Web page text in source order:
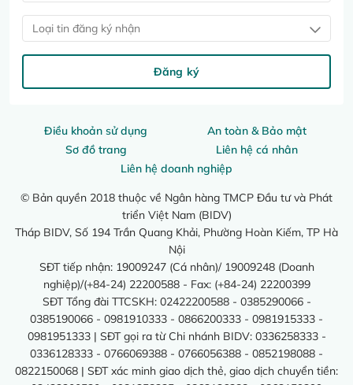
Điều khoản sử dụng
An toàn & Bảo mật
Sơ đồ trang
Liên hệ cá nhân
Liên hệ doanh nghiệp
© Bản quyền 2018 thuộc về Ngân hàng TMCP Đầu tư và Phát
triển Việt Nam (BIDV)
Tháp BIDV, Số 194 Trần Quang Khải, Phường Hoàn Kiếm, TP Hà
Nội
SĐT tiếp nhận: 19009247 (Cá nhân)/ 19009248 (Doanh
nghiệp)/(+84-24) 22200588 - Fax: (+84-24) 22200399
SĐT Tổng đài TTCSKH: 02422200588 - 0385290066 -
0385190066 - 0981910333 - 0866200333 - 0981915333 -
0981951333 | SĐT gọi ra từ Chi nhánh BIDV: 0336258333 -
0336128333 - 0766069388 - 0766056388 - 0852198088 -
0822150068 | SĐT xác minh giao dịch thẻ, giao dịch chuyển tiền:
Loại tin đăng ký nhận
Đăng ký